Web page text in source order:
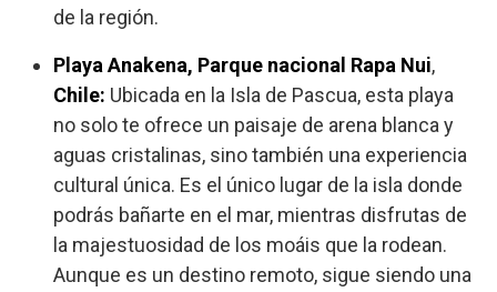
de la región.
Playa Anakena, Parque nacional Rapa Nui,
Chile: Ubicada en la Isla de Pascua, esta playa
no solo te ofrece un paisaje de arena blanca y
aguas cristalinas, sino también una experiencia
cultural única. Es el único lugar de la isla donde
podrás bañarte en el mar, mientras disfrutas de
la majestuosidad de los moáis que la rodean.
Aunque es un destino remoto, sigue siendo una